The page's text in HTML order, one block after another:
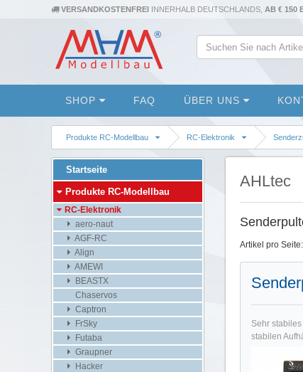
VERSANDKOSTENFREI INNERHALB DEUTSCHLANDS, AB € 150
SHOP FAQ ÜBER UNS
Produkte RC-Modellbau RC-Elektronik
AHLtec
Artikel pro Seite:
Sehr
stabilen
Startseite
Produkte RC-Modellbau
RC-Elektronik
aero-naut
AGF-RC
Align
AMEWI
BEASTX
Chaservos
Captron
FrSky
Futaba
Graupner
Hacker